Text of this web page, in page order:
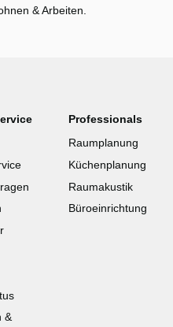
& Arbeiten.
&
Professionals
Raumplanung
Küchenplanung
Raumakustik
Büroeinrichtung